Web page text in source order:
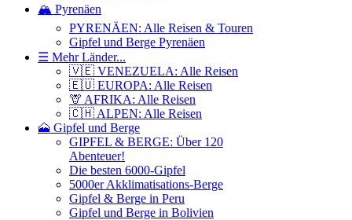
🏔️ Pyrenäen
PYRENÄEN: Alle Reisen & Touren
Gipfel und Berge Pyrenäen
☰ Mehr Länder...
🇻🇪 VENEZUELA: Alle Reisen
🇪🇺 EUROPA: Alle Reisen
🦒 AFRIKA: Alle Reisen
🇨🇭 ALPEN: Alle Reisen
🗻 Gipfel und Berge
GIPFEL & BERGE: Über 120
Abenteuer!
Die besten 6000-Gipfel
5000er Akklimatisations-Berge
Gipfel & Berge in Peru
Gipfel und Berge in Bolivien